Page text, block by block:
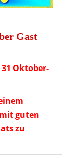
Gast
Oktober-
guten
zu